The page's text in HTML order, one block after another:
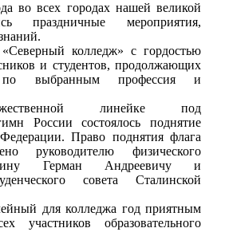
во всех городах нашей великой
праздничные мероприятия,
колледж» с гордостью
и студентов, продолжающих
выбранным профессия и
линейке под
России состоялось поднятие
Право поднятия флага
руководителю физического
Герман Андреевичу и
совета Сталинской
для колледжа год приятным
участников образовательного